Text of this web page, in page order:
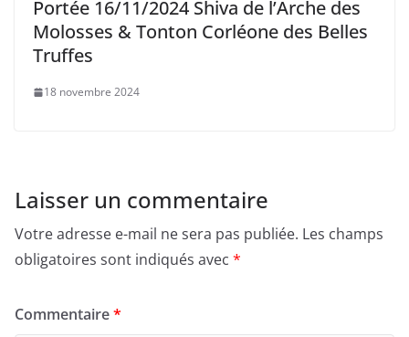
Portée 16/11/2024 Shiva de l’Arche des
Molosses & Tonton Corléone des Belles
Truffes
18 novembre 2024
Laisser un commentaire
Votre adresse e-mail ne sera pas publiée. Les champs
obligatoires sont indiqués avec *
Commentaire*